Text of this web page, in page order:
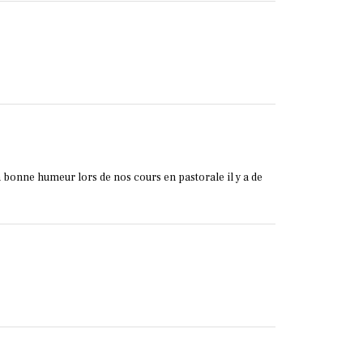
humeur lors de nos cours en pastorale il y a de